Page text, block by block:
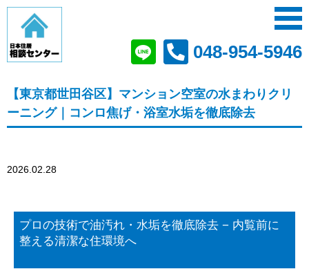
048-954-5946
【東京都世田谷区】マンション空室の水まわりクリ
ーニング｜コンロ焦げ・浴室水垢を徹底除去
2026.02.28
プロの技術で油汚れ・水垢を徹底除去 − 内覧前に
整える清潔な住環境へ